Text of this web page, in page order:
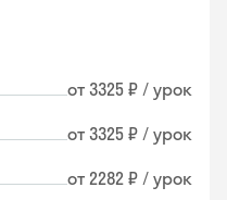
от 3325 ₽ / урок
от 3325 ₽ / урок
от 2282 ₽ / урок